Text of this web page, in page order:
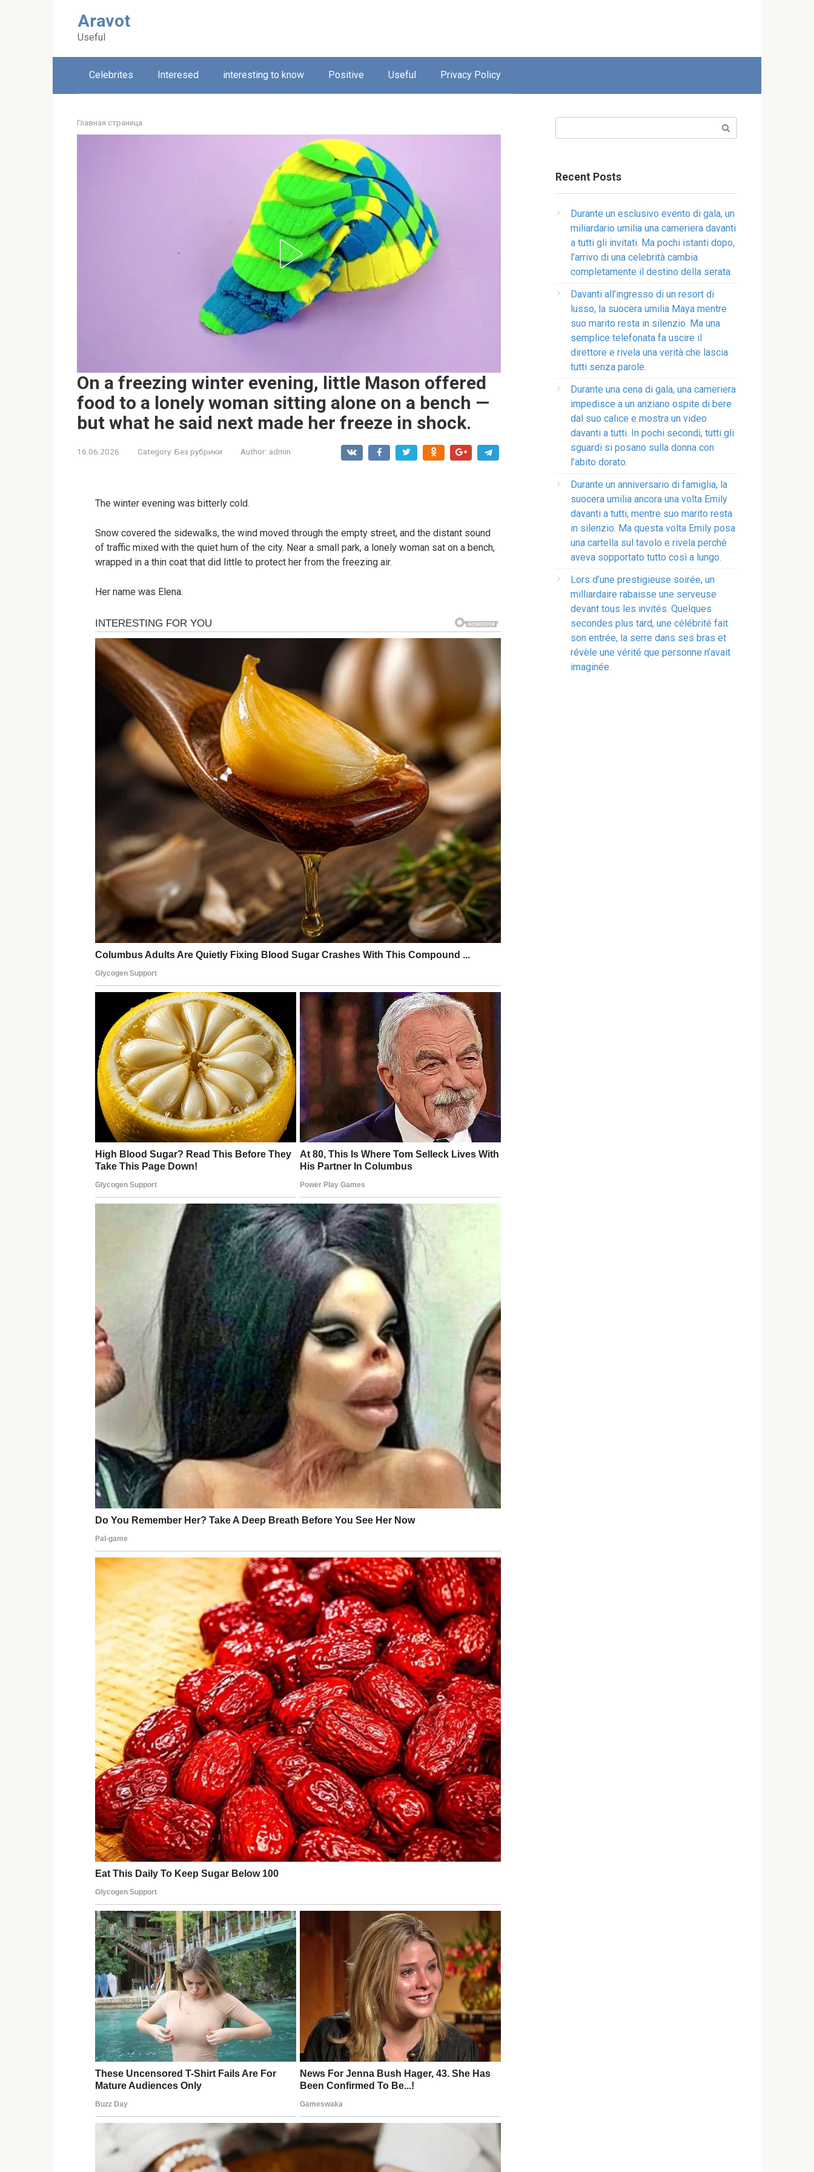
Aravot
Useful
Celebrites Interesed interesting to know Positive Useful Privacy Policy
Главная страница
On a freezing winter evening, little Mason offered
food to a lonely woman sitting alone on a bench —
but what he said next made her freeze in shock.
16.06.2026 Category: Без рубрики Author: admin
The winter evening was bitterly cold.
Snow covered the sidewalks, the wind moved through the empty street, and the distant sound
of traffic mixed with the quiet hum of the city. Near a small park, a lonely woman sat on a bench,
wrapped in a thin coat that did little to protect her from the freezing air.
Her name was Elena.
Recent Posts
Durante un esclusivo evento di gala, un
miliardario umilia una cameriera davanti
a tutti gli invitati. Ma pochi istanti dopo,
l’arrivo di una celebrità cambia
completamente il destino della serata.
Davanti all’ingresso di un resort di
lusso, la suocera umilia Maya mentre
suo marito resta in silenzio. Ma una
semplice telefonata fa uscire il
direttore e rivela una verità che lascia
tutti senza parole.
Durante una cena di gala, una cameriera
impedisce a un anziano ospite di bere
dal suo calice e mostra un video
davanti a tutti. In pochi secondi, tutti gli
sguardi si posano sulla donna con
l’abito dorato.
Durante un anniversario di famiglia, la
suocera umilia ancora una volta Emily
davanti a tutti, mentre suo marito resta
in silenzio. Ma questa volta Emily posa
una cartella sul tavolo e rivela perché
aveva sopportato tutto così a lungo.
Lors d’une prestigieuse soirée, un
milliardaire rabaisse une serveuse
devant tous les invités. Quelques
secondes plus tard, une célébrité fait
son entrée, la serre dans ses bras et
révèle une vérité que personne n’avait
imaginée.